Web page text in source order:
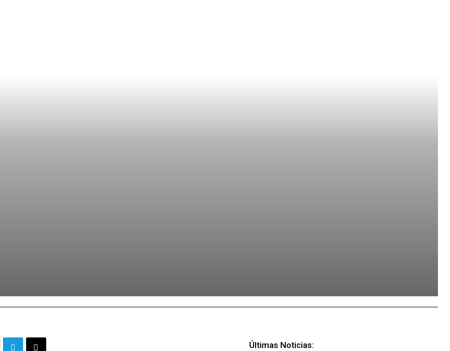
Últimas Noticias: